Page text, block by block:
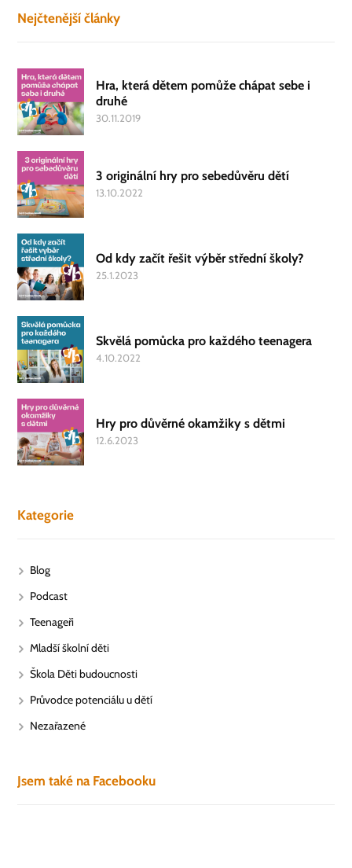
Nejčtenější články
Hra, která dětem pomůže chápat sebe i
druhé
30.11.2019
3 originální hry pro sebedůvěru dětí
13.10.2022
Od kdy začít řešit výběr střední školy?
25.1.2023
Skvělá pomůcka pro každého teenagera
4.10.2022
Hry pro důvěrné okamžiky s dětmi
12.6.2023
Kategorie
Blog
Podcast
Teenageři
Mladší školní děti
Škola Děti budoucnosti
Průvodce potenciálu u dětí
Nezařazené
Jsem také na Facebooku